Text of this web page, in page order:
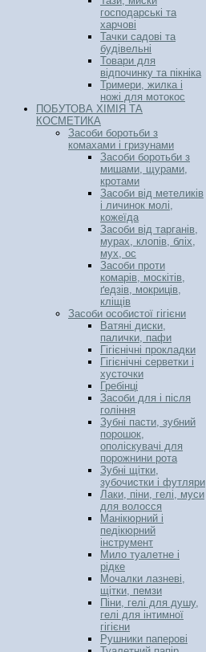
господарські та
харчові
Тачки садові та
будівельні
Товари для
відпочинку та пікніка
Тримери, жилка і
ножі для мотокос
ПОБУТОВА ХІМІЯ ТА
КОСМЕТИКА
Засоби боротьби з
комахами і гризунами
Засоби боротьби з
мишами, щурами,
кротами
Засоби від метеликів
і личинок молі,
кожеїда
Засоби від тарганів,
мурах, клопів, бліх,
мух, ос
Засоби проти
комарів, москітів,
ґедзів, мокриців,
кліщів
Засоби особистої гігієни
Ватяні диски,
палички, пафи
Гігієнічні прокладки
Гігієнічні серветки і
хусточки
Гребінці
Засоби для і після
гоління
Зубні пасти, зубний
порошок,
ополіскувачі для
порожнини рота
Зубні щітки,
зубочистки і футляри
Лаки, піни, гелі, муси
для волосся
Манікюрний і
педікюрний
інструмент
Мило туалетне і
рідке
Мочалки лазневі,
щітки, пемзи
Піни, гелі для душу,
гелі для інтимної
гігієни
Рушники паперові